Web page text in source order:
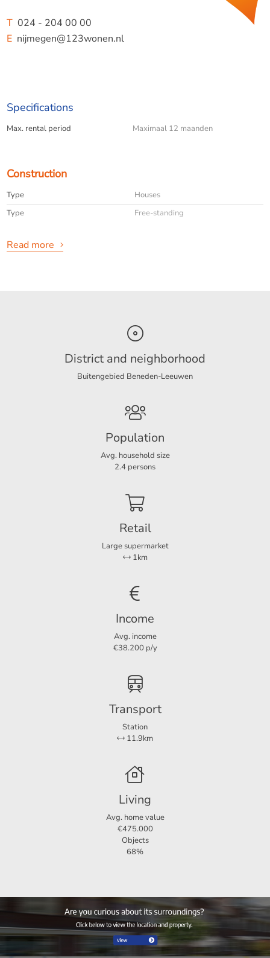
T024 - 204 00 00
Enijmegen@123wonen.nl
Specifications
Max. rental period Maximaal 12 maanden
Construction
Type
Houses
Type
Free-standing
Niet toegestaan
3
Ja
Ja
53 m²
Read more
District and neighborhood
Buitengebied Beneden-Leeuwen
Population
Avg. household size
2.4 persons
Retail
Large supermarket
1km
Income
Avg. income
€38.200 p/y
Transport
Station
11.9km
Living
Avg. home value
€475.000
Objects
68%